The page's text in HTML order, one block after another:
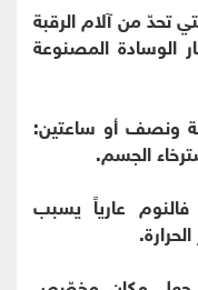
تحدّ من آلام الرقبة
الوسادة المصنوعة
ونصف أو ساعتين:
الجسم.
عارياً يسبب